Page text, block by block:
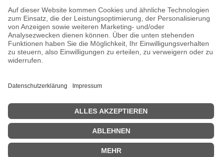
Info zu Elektro- u. Elektronikgeräten
Batterieentsorgung
Informationen zur Echtheit von Kundenbewertungen
© Copyright 2026 Wohnambiente-Shop